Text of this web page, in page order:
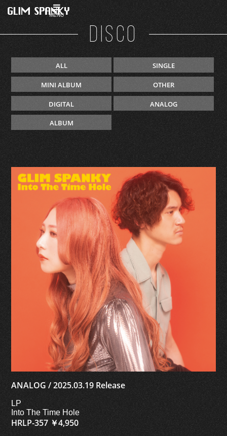
MENU
DISCO
ALL SINGLE
MINI ALBUM OTHER
DIGITAL ANALOG
ALBUM
ANALOG / 2025.03.19 Release
LP
Into The Time Hole
HRLP-357 ￥4,950